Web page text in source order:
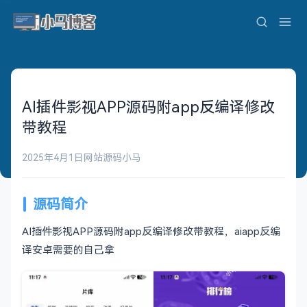
AI插件影视APP源码附app反编译修改
带教程
2025年4月1日 网站源码小马
源码简介
AI插件影视APP源码附app反编译修改带教程，aiapp反编
译安卓需要的自己拿